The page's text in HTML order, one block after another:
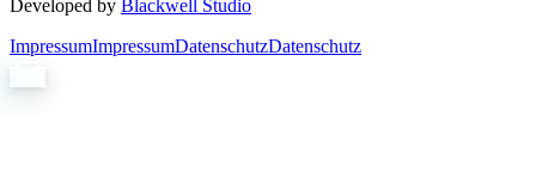
Developed by Blackwell Studio
ImpressumImpressumDatenschutzDatenschutz